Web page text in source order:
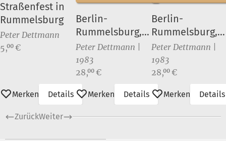
Straßenfest in
Rummelsburg
Peter Dettmann
Preis:
5,00 €
Merken Details
Berlin-
Rummelsburg,
Straßenfest in
der
Sophienstraße I
Peter Dettmann |
1983
Preis:
28,00 €
Merken Details
Berlin-
Rummelsburg,
Straßenfest in
der
Sophienstraße
Peter Dettmann |
1983
Preis:
28,00 €
Merken Details
ZurückWeiter